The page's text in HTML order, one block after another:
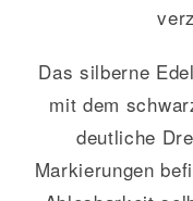
Das silberne
mit dem
deutliche
Markierungen